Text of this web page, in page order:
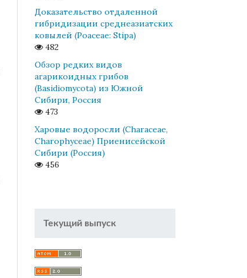
Доказательство отдаленной
гибридизации среднеазиатских
ковылей (Poaceae: Stipa)
482
Обзор редких видов
агарикоидных грибов
(Basidiomycota) из Южной
Сибири, Россия
473
Харовые водоросли (Characeae,
Charophyceae) Приенисейской
Сибири (Россия)
456
Текущий выпуск